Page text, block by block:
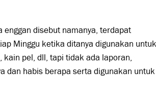
enggan disebut namanya, terdapat
Minggu ketika ditanya digunakan untuk
pel, dll, tapi tidak ada laporan,
dan habis berapa serta digunakan untuk